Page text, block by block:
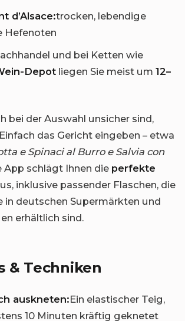
d’Alsace:trocken, lebendige
Hefenoten
und bei Ketten wie
Depot liegen Sie meist um 12–
bei der Auswahl unsicher sind,
das Gericht eingeben – etwa
e Spinaci al Burro e Salvia con
App schlägt Ihnen die perfekte
inklusive passender Flaschen, die
in deutschen Supermärkten und
erhältlich sind.
& Techniken
auskneten:Ein elastischer Teig,
10 Minuten kräftig geknetet